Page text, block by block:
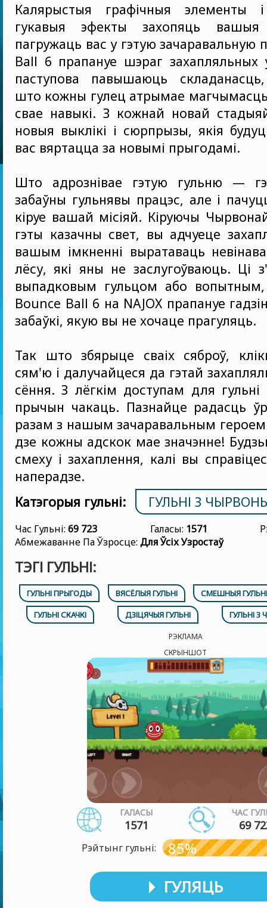
Калярыстыя графічныя элементы
гукавыя эфекты захопяць вашыя
пагружаць вас у гэтую зачаравальную
Ball 6 прапануе шэраг захапляльных
паступова павышаюць
што кожны гулец атрымае магчымасць
свае навыкі. З кожнай новай
новыя выклікі і сюрпрызы, якія
вас вяртацца за новымі прыгодамі.
Што адрознівае гэтую гульню —
забаўны гульнявы працэс, але і
кіруе вашай місіяй. Кіруючы
гэты казачны свет, вы адчуеце
вашым імкненні выратаваць
лёсу, які яны не заслугоўваюць. Ці
выпадковым гульцом або
Bounce Ball 6 на NAJOX прапануе
забаўкі, якую вы не хочаце прагуляць.
Так што збярыце сваіх сяброў,
сям'ю і далучайцеся да гэтай
сёння. З лёгкім доступам для
прычын чакаць. Пазнайце радасць
разам з нашым зачаравальным
дзе кожны адскок мае значэнне!
смеху і захаплення, калі вы
наперадзе.
Катэгорыя гульні:
ГУЛЬНІ З
Час Гульні: 69 723 Галасы: 1571
Абмежаванне Па Ўзросце: Для Ўсіх Узростаў
ТЭГІ ГУЛЬНІ:
ГУЛЬНІ ПРЫГОДЫ ВЯСЁЛЫЯ ГУЛЬНІ
СМЕШНЫЯ
ГУЛЬНІ СКАЧКІ
ДЗІЦЯЧЫЯ ГУЛЬНІ ГУЛЬНІ
РЭКЛАМА
СКРЫНШОТ
ГАЛАСЫ
1571
ЧАС
69
Рэйтынг гульні: 85%
ГУЛЯЦЬ